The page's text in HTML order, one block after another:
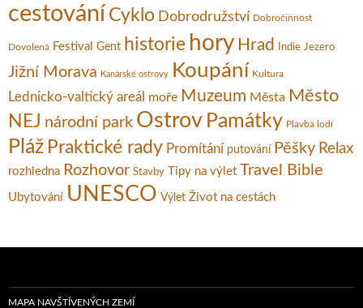
cestování Cyklo Dobrodružství Dobročinnost
Dovolená Festival Gent historie hory Hrad Indie Jezero
Jižní Morava Kanárské ostrovy Koupání Kultura
Lednicko-valtický areál moře Muzeum Města Město
NEJ národní park Ostrov Památky Plavba lodí
Pláž Praktické rady Promítání putování Pěšky Relax
rozhledna Rozhovor Stavby Tipy na výlet Travel Bible
Ubytování UNESCO Výlet Život na cestách
MAPA NAVŠTÍVENÝCH ZEMÍ